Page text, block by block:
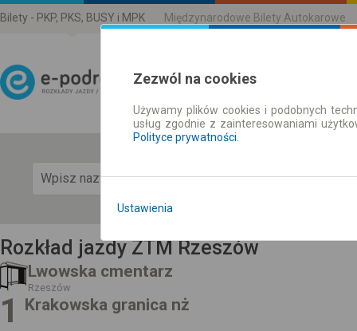
Bilety - PKP, PKS, BUSY i MPK Międzynarodowe Bilety Autokarowe
Rozkład Jazdy | Bilety
Rozkład jazdy ZTM Rzeszów
Lwowska cmentarz
Rzeszów
1 Krakowska granica nż
Zezwól na cookies
Używamy plików cookies i podobnych
usług zgodnie z zainteresowaniami
Polityce prywatności
Ustawienia